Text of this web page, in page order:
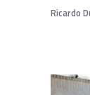
Ricardo